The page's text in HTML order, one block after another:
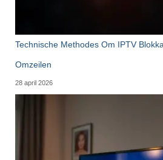
Technische Methodes Om IPTV
Omzeilen
28 april 2026